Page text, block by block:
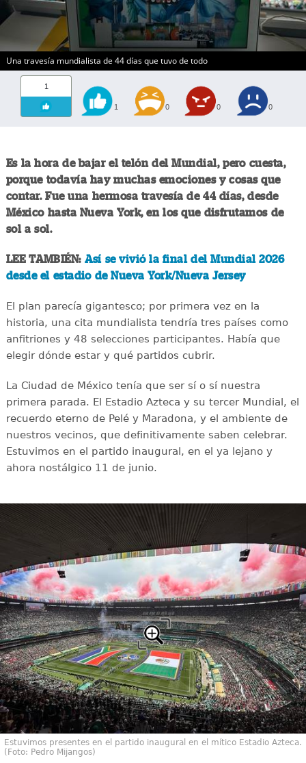
Una travesía mundialista de 44 días que tuvo de todo
1
1 0 0 0
Es la hora de bajar el telón del Mundial, pero cuesta,
porque todavía hay muchas emociones y cosas que
contar. Fue una hermosa travesía de 44 días, desde
México hasta Nueva York, en los que disfrutamos de
sol a sol.
LEE TAMBIÉN: Así se vivió la final del Mundial 2026
desde el estadio de Nueva York/Nueva Jersey
El plan parecía gigantesco; por primera vez en la
historia, una cita mundialista tendría tres países como
anfitriones y 48 selecciones participantes. Había que
elegir dónde estar y qué partidos cubrir.
La Ciudad de México tenía que ser sí o sí nuestra
primera parada. El Estadio Azteca y su tercer Mundial, el
recuerdo eterno de Pelé y Maradona, y el ambiente de
nuestros vecinos, que definitivamente saben celebrar.
Estuvimos en el partido inaugural, en el ya lejano y
ahora nostálgico 11 de junio.
Estuvimos presentes en el partido inaugural en el mítico Estadio Azteca.
(Foto: Pedro Mijangos)